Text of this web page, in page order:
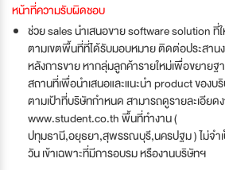
หน้าที่ความรับผิดชอบ
ช่วย sales นำเสนอขาย software solution ที่
ตามเขตพื้นที่ที่ได้รับมอบหมาย ติดต่อประสาน
หลังการขาย หากลุ่มลูกค้ารายใหม่เพื่อขยาย
สถานที่เพื่อนำเสนอและแนะนำ product ของ
ตามเป้าที่บริษัทกำหนด สามารถดูรายละเอียด
www.student.co.th พื้นที่ทำงาน (
ปทุมธานี,อยุธยา,สุพรรณบุรี,นครปฐม ) ไม่จำ
วัน เข้าเฉพาะที่มีการอบรม หรืองานบริษัทฯ